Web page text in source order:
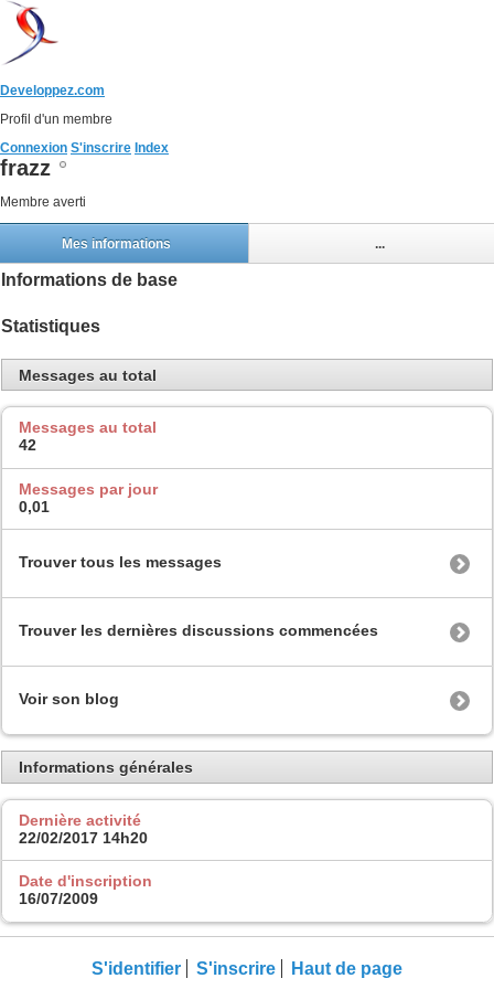
Developpez.com
Profil d'un membre
Connexion S'inscrire Index
frazz
Membre averti
Mes informations ...
Informations de base
Statistiques
Messages au total
Messages au total
42
Messages par jour
0,01
Trouver tous les messages
Trouver les dernières discussions commencées
Voir son blog
Informations générales
Dernière activité
22/02/2017 14h20
Date d'inscription
16/07/2009
S'identifier S'inscrire Haut de page